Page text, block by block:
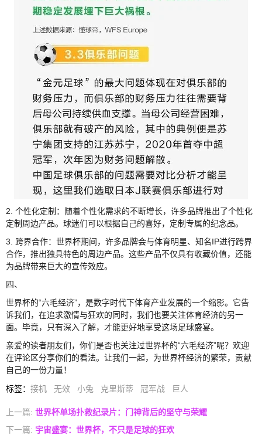
2. 个性化定制：随着个性化需求的不断增长，许多品牌推出了个性化
定制周边产品。球迷们可以根据自己的喜好，定制专属的纪念品。
3. 跨界合作：世界杯期间，许多品牌会与体育明星、知名IP进行跨界
合作，推出独具特色的周边产品。这些产品不仅具有收藏价值，还能
为品牌带来巨大的宣传效应。
四、
世界杯的“六毛经济”，是数字时代下体育产业发展的一个缩影。它告
诉我们，在追求激情与狂欢的同时，我们也要关注体育经济的另一
面。毕竟，只有深入了解，才能更好地享受这场足球盛宴。
亲爱的读者朋友们，你们是否也关注过世界杯的“六毛经济”呢？欢迎
在评论区分享你们的看法。让我们一起，为世界杯经济的繁荣，贡献
自己的一份力量！
标签： 接机 无效 小兔 克里斯蒂 冠军战 巨人
上一篇: 世界杯单场扑救纪录片：门神背后的坚守与荣耀
下一篇: 宇宙盛宴：世界杯，不只是足球的狂欢